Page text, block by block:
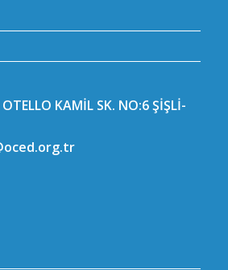
KAMİL SK. NO:6 ŞİŞLİ-